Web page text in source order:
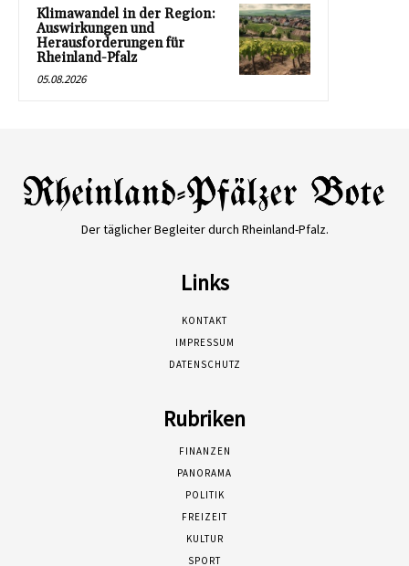
Klimawandel in der Region:
Auswirkungen und
Herausforderungen für
Rheinland-Pfalz
05.08.2026
Der täglicher Begleiter durch Rheinland-Pfalz.
Links
KONTAKT
IMPRESSUM
DATENSCHUTZ
Rubriken
FINANZEN
PANORAMA
POLITIK
FREIZEIT
KULTUR
SPORT